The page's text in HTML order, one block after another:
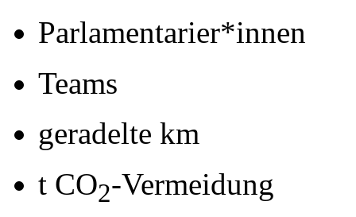
Parlamentarier*innen
Teams
geradelte km
t CO2-Vermeidung